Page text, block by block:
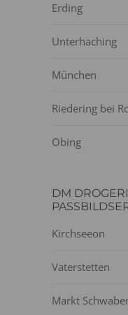
Erding
Unterhaching
München
Riedering bei
Obing
DM
Kirchseeon
Vaterstetten
Markt